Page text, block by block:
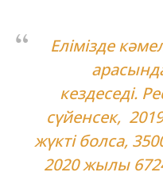
Елімізде
кездеседі.
сүйенсек,
жүкті болса,
2020 жылы